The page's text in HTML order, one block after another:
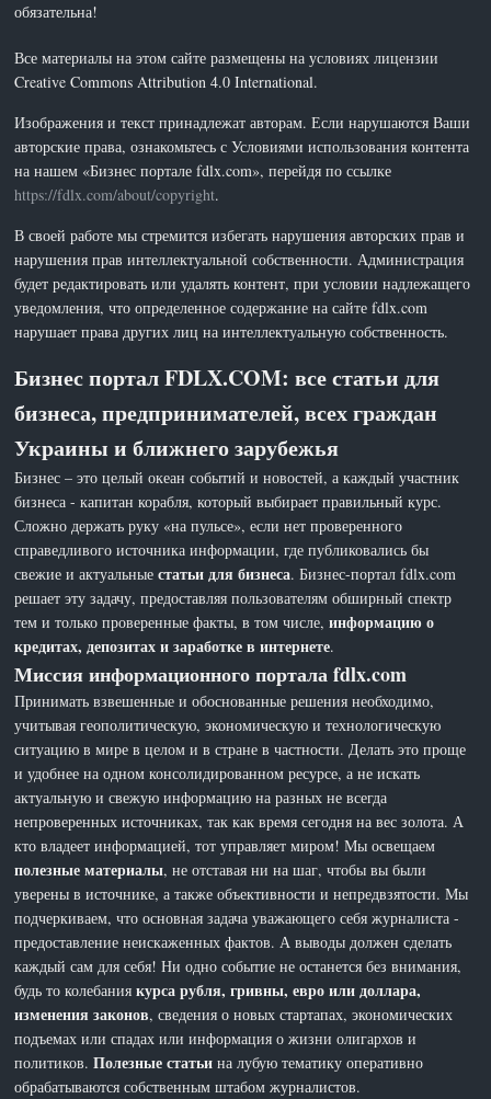
обязательна!
Все материалы на этом сайте размещены на условиях лицензии
Creative Commons Attribution 4.0 International.
Изображения и текст принадлежат авторам. Если нарушаются Ваши
авторские права, ознакомьтесь с Условиями использования контента
на нашем «Бизнес портале fdlx.com», перейдя по ссылке
https://fdlx.com/about/copyright.
В своей работе мы стремится избегать нарушения авторских прав и
нарушения прав интеллектуальной собственности. Администрация
будет редактировать или удалять контент, при условии надлежащего
уведомления, что определенное содержание на сайте fdlx.com
нарушает права других лиц на интеллектуальную собственность.
Бизнес портал FDLX.COM: все статьи для
бизнеса, предпринимателей, всех граждан
Украины и ближнего зарубежья
Бизнес – это целый океан событий и новостей, а каждый участник
бизнеса - капитан корабля, который выбирает правильный курс.
Сложно держать руку «на пульсе», если нет проверенного
справедливого источника информации, где публиковались бы
свежие и актуальныестатьи для бизнеса. Бизнес-портал fdlx.com
решает эту задачу, предоставляя пользователям обширный спектр
тем и только проверенные факты, в том числе,информацию о
кредитах, депозитах и заработке в интернете.
Миссия информационного портала fdlx.com
Принимать взвешенные и обоснованные решения необходимо,
учитывая геополитическую, экономическую и технологическую
ситуацию в мире в целом и в стране в частности. Делать это проще
и удобнее на одном консолидированном ресурсе, а не искать
актуальную и свежую информацию на разных не всегда
непроверенных источниках, так как время сегодня на вес золота. А
кто владеет информацией, тот управляет миром! Мы освещаем
полезные материалы, не отставая ни на шаг, чтобы вы были
уверены в источнике, а также объективности и непредвзятости. Мы
подчеркиваем, что основная задача уважающего себя журналиста -
предоставление неискаженных фактов. А выводы должен сделать
каждый сам для себя! Ни одно событие не останется без внимания,
будь то колебаниякурса рубля, гривны, евро или доллара,
изменения законов, сведения о новых стартапах, экономических
подъемах или спадах или информация о жизни олигархов и
политиков.Полезные статьи на лубую тематику оперативно
обрабатываются собственным штабом журналистов.